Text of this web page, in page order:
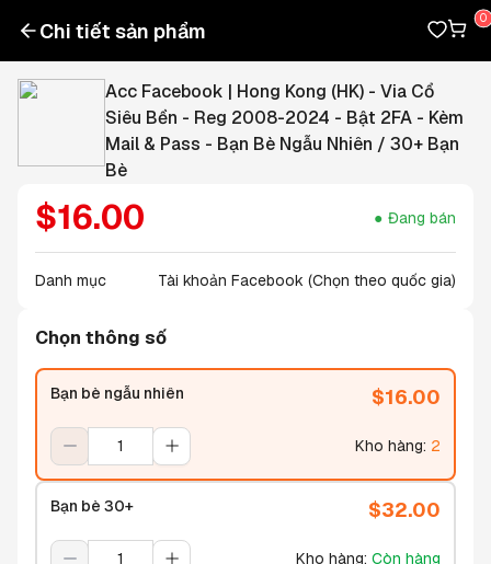
Chi tiết sản phẩm
Acc Facebook | Hong Kong (HK) - Via Cổ
Siêu Bền - Reg 2008-2024 - Bật 2FA - Kèm
Mail & Pass - Bạn Bè Ngẫu Nhiên / 30+ Bạn
Bè
$16.00 Đang bán
Danh mục Tài khoản Facebook (Chọn theo quốc gia)
Chọn thông số
Bạn bè ngẫu nhiên $16.00
Kho hàng: 2
Bạn bè 30+ $32.00
Kho hàng: Còn hàng